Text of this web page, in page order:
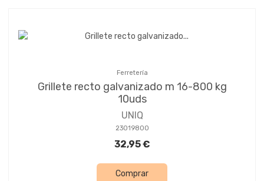
Ferretería
Grillete recto galvanizado m 16-800 kg
10uds
UNIQ
23019800
32,95 €
Comprar